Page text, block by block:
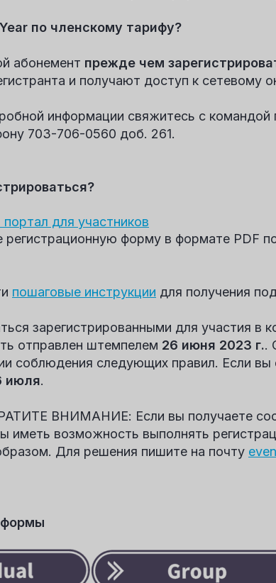
по членскому тарифу?
абонемент прежде чем
и получают доступ к сетевому
информации свяжитесь с
703-706-0560 доб. 261.
для участников
регистрационную форму в формате PDF
пошаговые инструкции для получения
зарегистрированными для участия в
отправлен штемпелем 26 июня 2023 г..
соблюдения следующих правил. Если вы
июля.
ВНИМАНИЕ: Если вы получаете
иметь возможность выполнять
Для решения пишите на почту
формы